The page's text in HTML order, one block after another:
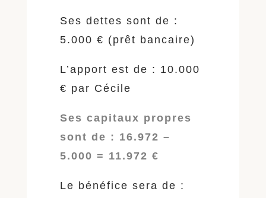
Ses dettes sont de :
5.000 € (prêt bancaire)
L’apport est de : 10.000
€ par Cécile
Ses capitaux propres
sont de : 16.972 –
5.000 = 11.972 €
Le bénéfice sera de :